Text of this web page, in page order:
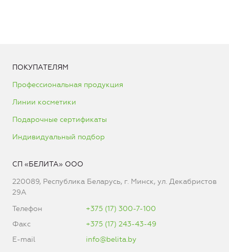
ПОКУПАТЕЛЯМ
Профессиональная продукция
Линии косметики
Подарочные сертификаты
Индивидуальный подбор
СП «БЕЛИТА» ООО
220089, Республика Беларусь, г. Минск, ул. Декабристов
29А
Телефон
+375 (17) 300-7-100
Факс
+375 (17) 243-43-49
E-mail
info@belita.by